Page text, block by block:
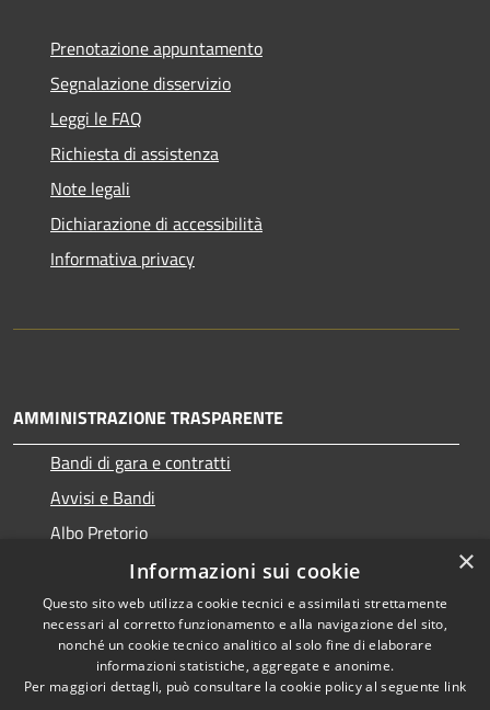
Prenotazione appuntamento
Segnalazione disservizio
Leggi le FAQ
Richiesta di assistenza
Note legali
Dichiarazione di accessibilità
Informativa privacy
AMMINISTRAZIONE TRASPARENTE
Bandi di gara e contratti
Avvisi e Bandi
Albo Pretorio
Accessibilità
Privacy
Copyright © 2026 • Comune di
Ragogna • Powered by
Municipium•Accesso
×
Informazioni sui cookie
Questo sito web utilizza cookie tecnici e assimilati strettamente
necessari al corretto funzionamento e alla navigazione del sito,
nonché un cookie tecnico analitico al solo fine di elaborare
informazioni statistiche, aggregate e anonime.
Per maggiori dettagli, può consultare la cookie policy al seguente link